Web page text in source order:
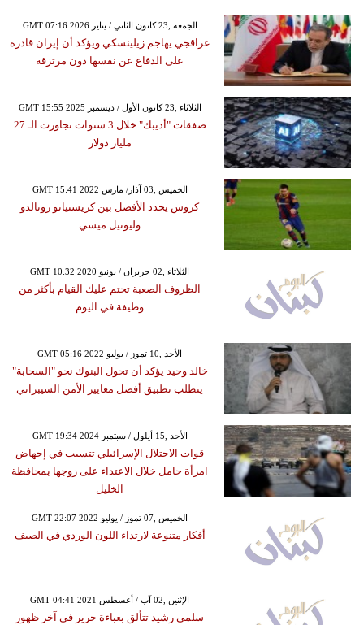
GMT 07:16 2026 الجمعة ,23 كانون الثاني / يناير
عراقجي يهاجم زيلينسكي ويؤكد أن إيران قادرة
على الدفاع عن نفسها دون مرتزقة
GMT 15:55 2025 الثلاثاء ,23 كانون الأول / ديسمبر
صفقات "أديبك" خلال 3 سنوات تجاوزت الـ 27
مليار دولار
GMT 15:41 2022 الخميس ,03 آذار/ مارس
كروس يحدد الأفضل بين كريستيانو رونالدو
وليونيل ميسي
GMT 10:32 2020 الثلاثاء ,02 حزيران / يونيو
الظروف الصعبة تحتم عليك القيام بأكثر من
وظيفة في اليوم
GMT 05:16 2022 الأحد ,10 تموز / يوليو
خالد وحيد يؤكد أن تحول البنوك نحو "السحابة"
يتطلب تطبيق أفضل معايير الأمن السيبراني
GMT 19:34 2024 الأحد ,15 أيلول / سبتمبر
قوات الاحتلال الإسرائيلي تتسبب في إجهاض
امرأة حامل خلال الاعتداء على زوجها بمحافظة
الخليل
GMT 22:07 2022 الخميس ,07 تموز / يوليو
أفكار متنوعة لارتداء اللون الوردي في الصيف
GMT 04:41 2021 الإثنين ,02 آب / أغسطس
سلمى رشيد تتألق بعباءة حرير في آخر ظهور